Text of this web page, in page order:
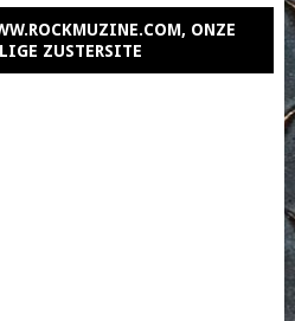
ONZE
ZUSTERSITE